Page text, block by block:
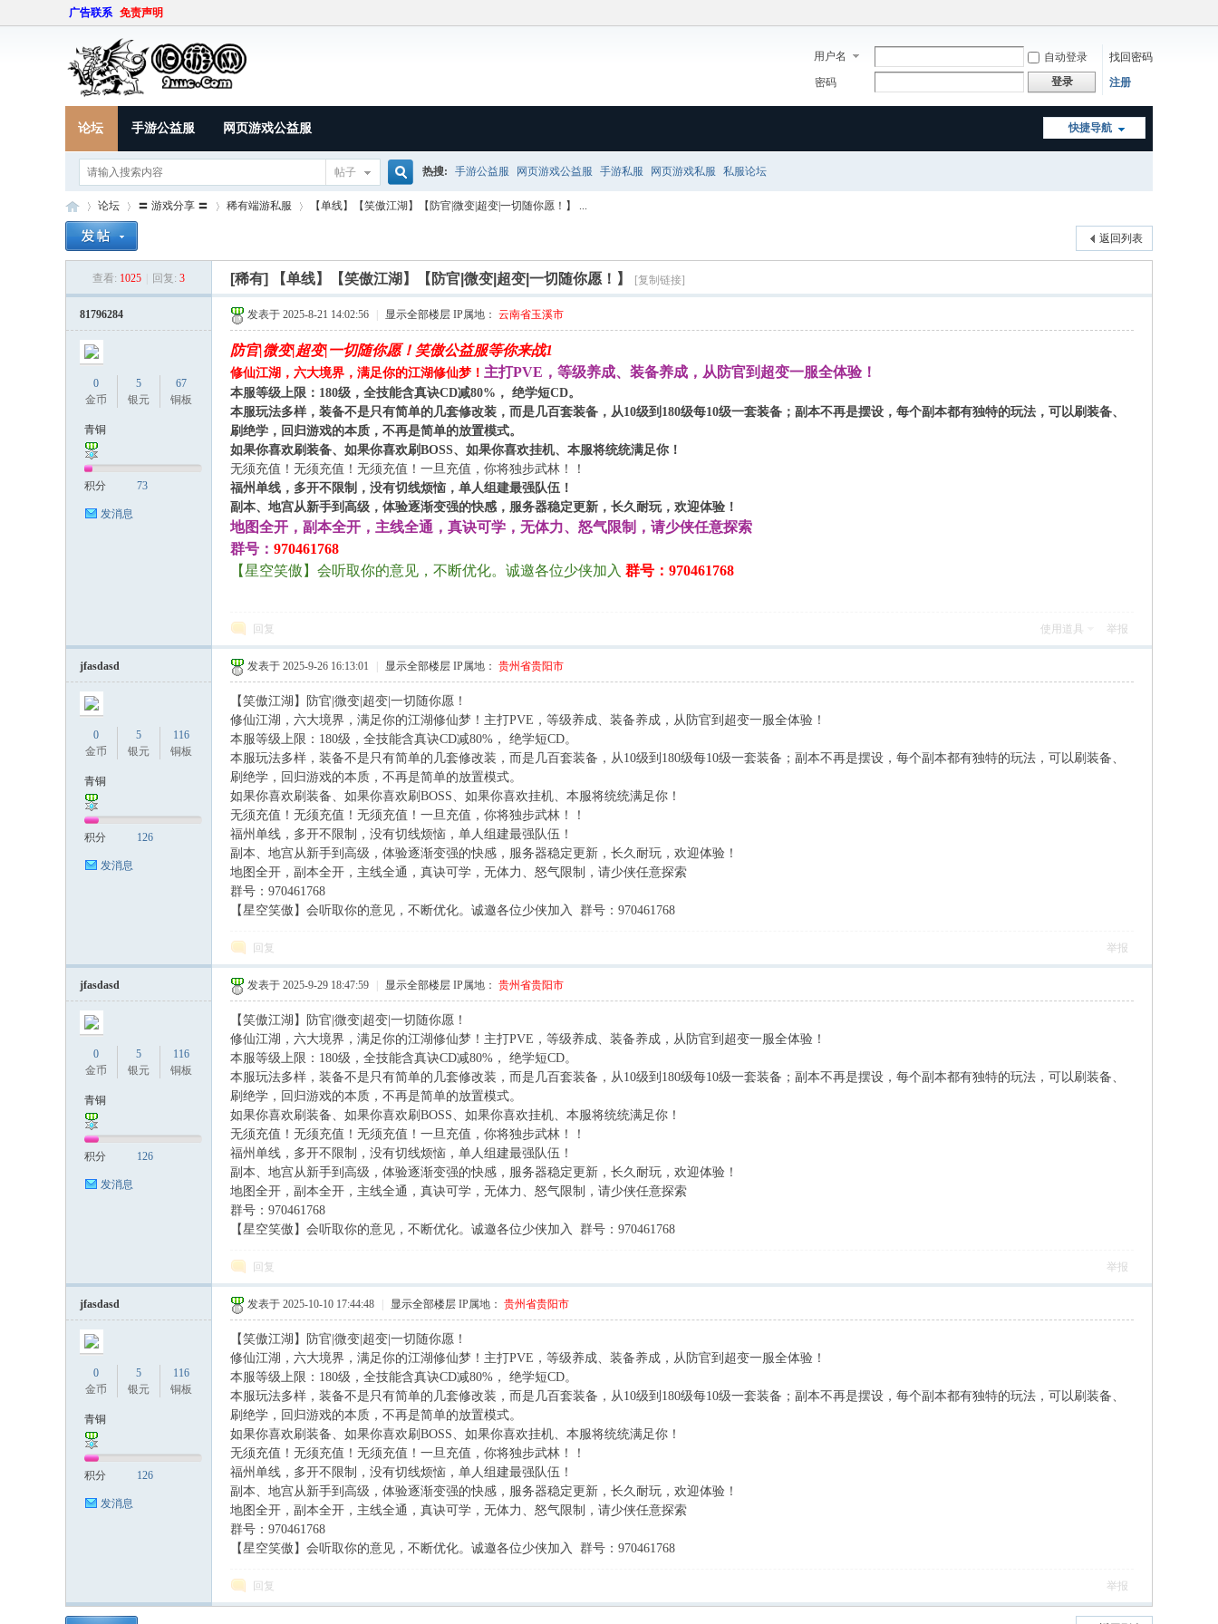
广告联系 免责声明
用户名 自动登录
找回密码
密码
登录 注册
快捷导航
论坛 手游公益服 网页游戏公益服
帖子
搜
索
热搜: 手游公益服 网页游戏公益服 手游私服 网页游戏私服 私服论坛
有
论坛
›
〓 游戏分享 〓 稀有端游私服
›
【单线】【笑傲江湖】【防官|微变|超变|一切随你愿！】 ...
返回列表
查看: 1025 回复: 3 [稀有] 【单线】【笑傲江湖】【防官|微变|超变|一切随你愿！】 [复制链接]
81796284
0
金币
5
银元
67
铜板
青铜
积分 73
发消息
发表于 2025-8-21 14:02:56 显示全部楼层 IP属地： 云南省玉溪市
防官|微变|超变|一切随你愿！ 笑傲公益服等你来战1
修仙江湖，六大境界，满足你的江湖修仙梦！ 主打PVE，等级养成、装备养成，从防官到超变一服全体验！
本服等级上限：180级，全技能含真诀CD减80% ， 绝学短CD。
本服玩法多样，装备不是只有简单的几套修改装，而是几百套装备，从10级到180级每10级一套装备；副本不再是摆设，每个副本都有独特的玩法，可以刷装备、
刷绝学，回归游戏的本质，不再是简单的放置模式。
如果你喜欢刷装备、如果你喜欢刷BOSS、如果你喜欢挂机、本服将统统满足你！
无须充值！无须充值！无须充值！一旦充值，你将独步武林！！
福州单线，多开不限制，没有切线烦恼，单人组建最强队伍！
副本、地宫从新手到高级，体验逐渐变强的快感，服务器稳定更新，长久耐玩，欢迎体验！
地图全开，副本全开，主线全通，真诀可学，无体力、怒气限制，请少侠任意探索
群号： 970461768
【星空笑傲】会听取你的意见，不断优化。诚邀各位少侠加入 群号：970461768
回复 使用道具 举报
jfasdasd
0
金币
5
银元
116
铜板
青铜
积分 126
发消息
发表于 2025-9-26 16:13:01 显示全部楼层 IP属地： 贵州省贵阳市
【笑傲江湖】防官|微变|超变|一切随你愿！
修仙江湖，六大境界，满足你的江湖修仙梦！主打PVE，等级养成、装备养成，从防官到超变一服全体验！
本服等级上限：180级，全技能含真诀CD减80%， 绝学短CD。
本服玩法多样，装备不是只有简单的几套修改装，而是几百套装备，从10级到180级每10级一套装备；副本不再是摆设，每个副本都有独特的玩法，可以刷装备、
刷绝学，回归游戏的本质，不再是简单的放置模式。
如果你喜欢刷装备、如果你喜欢刷BOSS、如果你喜欢挂机、本服将统统满足你！
无须充值！无须充值！无须充值！一旦充值，你将独步武林！！
福州单线，多开不限制，没有切线烦恼，单人组建最强队伍！
副本、地宫从新手到高级，体验逐渐变强的快感，服务器稳定更新，长久耐玩，欢迎体验！
地图全开，副本全开，主线全通，真诀可学，无体力、怒气限制，请少侠任意探索
群号：970461768
【星空笑傲】会听取你的意见，不断优化。诚邀各位少侠加入 群号：970461768
回复 举报
jfasdasd
0
金币
5
银元
116
铜板
青铜
积分 126
发消息
发表于 2025-9-29 18:47:59 显示全部楼层 IP属地： 贵州省贵阳市
【笑傲江湖】防官|微变|超变|一切随你愿！
修仙江湖，六大境界，满足你的江湖修仙梦！主打PVE，等级养成、装备养成，从防官到超变一服全体验！
本服等级上限：180级，全技能含真诀CD减80%， 绝学短CD。
本服玩法多样，装备不是只有简单的几套修改装，而是几百套装备，从10级到180级每10级一套装备；副本不再是摆设，每个副本都有独特的玩法，可以刷装备、
刷绝学，回归游戏的本质，不再是简单的放置模式。
如果你喜欢刷装备、如果你喜欢刷BOSS、如果你喜欢挂机、本服将统统满足你！
无须充值！无须充值！无须充值！一旦充值，你将独步武林！！
福州单线，多开不限制，没有切线烦恼，单人组建最强队伍！
副本、地宫从新手到高级，体验逐渐变强的快感，服务器稳定更新，长久耐玩，欢迎体验！
地图全开，副本全开，主线全通，真诀可学，无体力、怒气限制，请少侠任意探索
群号：970461768
【星空笑傲】会听取你的意见，不断优化。诚邀各位少侠加入 群号：970461768
回复 举报
jfasdasd
0
金币
5
银元
116
铜板
青铜
积分 126
发消息
发表于 2025-10-10 17:44:48 显示全部楼层 IP属地： 贵州省贵阳市
【笑傲江湖】防官|微变|超变|一切随你愿！
修仙江湖，六大境界，满足你的江湖修仙梦！主打PVE，等级养成、装备养成，从防官到超变一服全体验！
本服等级上限：180级，全技能含真诀CD减80%， 绝学短CD。
本服玩法多样，装备不是只有简单的几套修改装，而是几百套装备，从10级到180级每10级一套装备；副本不再是摆设，每个副本都有独特的玩法，可以刷装备、
刷绝学，回归游戏的本质，不再是简单的放置模式。
如果你喜欢刷装备、如果你喜欢刷BOSS、如果你喜欢挂机、本服将统统满足你！
无须充值！无须充值！无须充值！一旦充值，你将独步武林！！
福州单线，多开不限制，没有切线烦恼，单人组建最强队伍！
副本、地宫从新手到高级，体验逐渐变强的快感，服务器稳定更新，长久耐玩，欢迎体验！
地图全开，副本全开，主线全通，真诀可学，无体力、怒气限制，请少侠任意探索
群号：970461768
【星空笑傲】会听取你的意见，不断优化。诚邀各位少侠加入 群号：970461768
回复 举报